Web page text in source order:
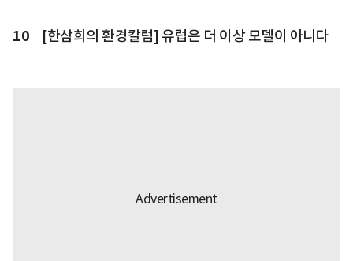
10 [한삼희의 환경칼럼] 유럽은 더 이상 모델이 아니다